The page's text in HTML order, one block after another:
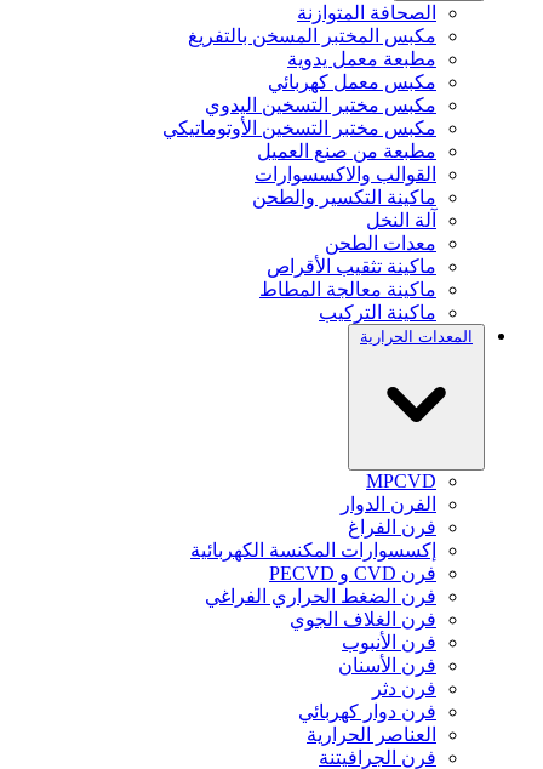
الصحافة المتوازنة
مكبس المختبر المسخن بالتفريغ
مطبعة معمل يدوية
مكبس معمل كهربائي
مكبس مختبر التسخين اليدوي
مكبس مختبر التسخين الأوتوماتيكي
مطبعة من صنع العميل
القوالب والاكسسوارات
ماكينة التكسير والطحن
آلة النخل
معدات الطحن
ماكينة تثقيب الأقراص
ماكينة معالجة المطاط
ماكينة التركيب
المعدات الحرارية
MPCVD
الفرن الدوار
فرن الفراغ
إكسسوارات المكنسة الكهربائية
فرن CVD و PECVD
فرن الضغط الحراري الفراغي
فرن الغلاف الجوي
فرن الأنبوب
فرن الأسنان
فرن دثر
فرن دوار كهربائي
العناصر الحرارية
فرن الجرافيتنة